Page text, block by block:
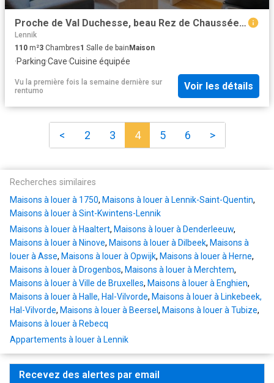
Proche de Val Duchesse, beau Rez de Chaussée meublé 3 chambres
Lennik
110 m²3 Chambres1 Salle de bainMaison
·Parking·Cave·Cuisine équipée
Vu la première fois la semaine dernière sur
rentumo
Voir les détails
< 2 3 4 5 6 >
Recherches similaires
Maisons à louer à 1750, Maisons à louer à Lennik-Saint-Quentin,
Maisons à louer à Sint-Kwintens-Lennik
Maisons à louer à Haaltert, Maisons à louer à Denderleeuw,
Maisons à louer à Ninove, Maisons à louer à Dilbeek, Maisons à
louer à Asse, Maisons à louer à Opwijk, Maisons à louer à Herne,
Maisons à louer à Drogenbos, Maisons à louer à Merchtem,
Maisons à louer à Ville de Bruxelles, Maisons à louer à Enghien,
Maisons à louer à Halle, Hal-Vilvorde, Maisons à louer à Linkebeek,
Hal-Vilvorde, Maisons à louer à Beersel , Maisons à louer à Tubize,
Maisons à louer à Rebecq
Appartements à louer à Lennik
Recevez des alertes par email